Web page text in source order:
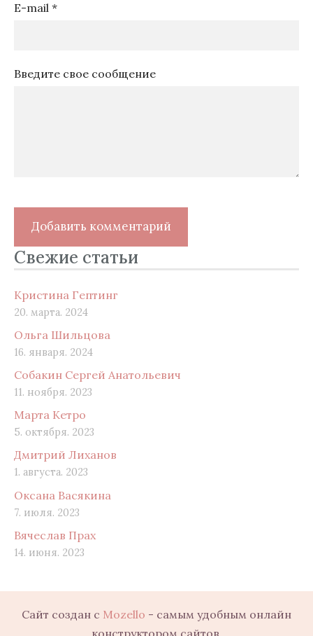
Свежие статьи
Кристина Гептинг
20. марта. 2024
Ольга Шильцова
16. января. 2024
Собакин Сергей Анатольевич
11. ноября. 2023
Марта Кетро
5. октября. 2023
Дмитрий Лиханов
1. августа. 2023
Оксана Васякина
7. июля. 2023
Вячеслав Прах
14. июня. 2023
E-mail *
Введите свое сообщение
Сайт создан с Mozello - самым удобным онлайн
конструктором сайтов.